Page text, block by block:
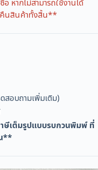
หากไม่สามารถใช้งานได้
/คืนสินค้าทั้งสิ้น**
สอบถามเพิ่มเติม)
ษีเต็มรูปแบบรบกวนพิมพ์ ที่
**